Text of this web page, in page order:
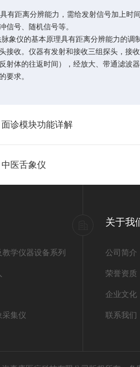
距离分辨能力，需给发射信号加上时间
信号、随机信号等。
仪的基本原理具有距离分辨能力的调
接收。仪器有发射和接收三组探头，接
射体的往返时间），经放大、带通滤波
要求。
面诊模块功能详解
中医舌象仪
学仪器设备系列
采集仪
关于我
公司简介
荣誉资质
企业文化
联系我们